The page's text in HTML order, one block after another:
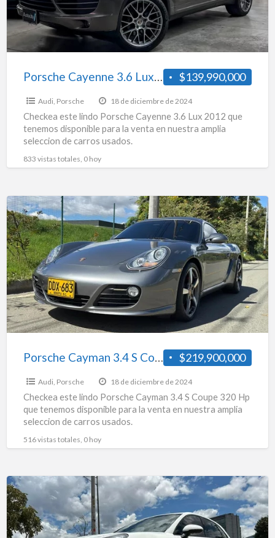
$139,990,000
Porsche Cayenne 3.6 Lux 2012
Audi, Porsche 18 de diciembre de 2024
Checkea este lindo Porsche Cayenne 3.6 Lux 2012 que
tenemos disponible para la venta en nuestra amplia
seleccion de carros usados.
833 vistas totales, 0 hoy
Porsche
Cayman
3.4
S
Coupe
320
Hp
$219,900,000
Porsche Cayman 3.4 S Coupe 320 Hp
Audi Porsche 18 de diciembre de 2024
Checkea este lindo Porsche Cayman 3.4 S Coupe 320 Hp
que tenemos disponible para la venta en nuestra amplia
seleccion de carros usados.
516 vistas totales, 0 hoy
Porsche
Macan
2.0
At